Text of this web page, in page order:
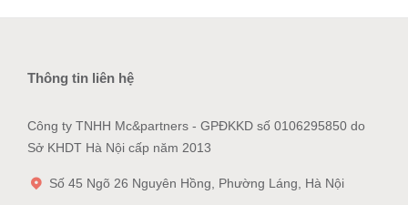
Thông tin liên hệ
Công ty TNHH Mc&partners - GPĐKKD số 0106295850 do
Sở KHDT Hà Nội cấp năm 2013
Số 45 Ngõ 26 Nguyên Hồng, Phường Láng, Hà Nội